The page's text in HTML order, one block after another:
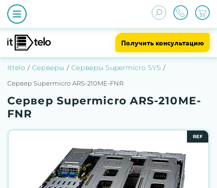
Получить консультацию
Ittelo Серверы Серверы Supermicro SYS
Сервер Supermicro ARS-210ME-FNR
Сервер Supermicro ARS-210ME-
FNR
REF